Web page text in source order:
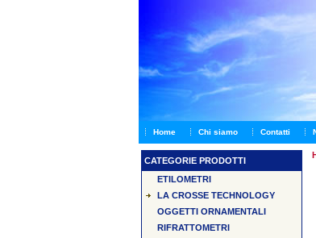
Home Chi siamo Contatti
CATEGORIE PRODOTTI
ETILOMETRI
LA CROSSE TECHNOLOGY
OGGETTI ORNAMENTALI
RIFRATTOMETRI